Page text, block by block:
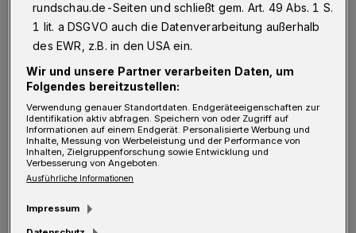
Freuen sich über die schriftliche Förderzusage der NRW-Stiftung
200.000 Euro (v.l.): Markus Riedel (Vorsitzender des Vereins
Utopiastadt), Christian Hampe (Geschäftsführer der Utopiastadt
gGmbH), Harry Kurt Voigtsberger (Präsident der NRW-Stiftung),
Tscharntke (ehrenamtliche Regionalbotschafterin der NRW-
Stiftung(, Rüdiger Bleck (Stadtentwicklung Wuppertal) und Ralf
Glörfeld (im Vorsitz des Vereins Utopiastadt).
Foto: Stefan Ziese / NRW-Stiftung
as auf rund vier Millionen Euro Euro
rundschau.de-Seiten und schließt gem. Art. 49 Abs. 1 S.
1 lit. a DSGVO auch die Datenverarbeitung außerhalb
des EWR, z.B. in den USA ein.
Wir und unsere Partner verarbeiten Daten, um
Folgendes bereitzustellen:
Verwendung genauer Standortdaten. Endgeräteeigenschaften zur
Identifikation aktiv abfragen. Speichern von oder Zugriff auf
Informationen auf einem Endgerät. Personalisierte Werbung und
Inhalte, Messung von Werbeleistung und der Performance von
Inhalten, Zielgruppenforschung sowie Entwicklung und
Verbesserung von Angeboten.
Ausführliche Informationen
Impressum